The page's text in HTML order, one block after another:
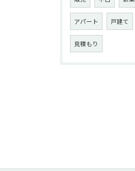
アパート 戸建て
見積もり